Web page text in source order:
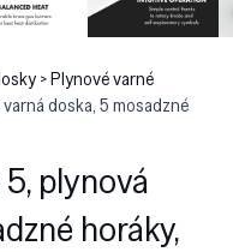
> Plynové varné
doska, 5 mosadzné
plynová
horáky,